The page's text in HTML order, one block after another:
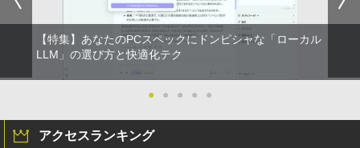
【特集】あなたのPCスペックにドンピシャな「ローカル
LLM」の選び方と快適化テク
● ● ● ● ●
アクセスランキング